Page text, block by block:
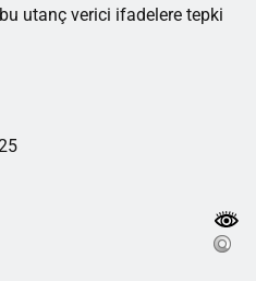
utanç verici ifadelere tepki